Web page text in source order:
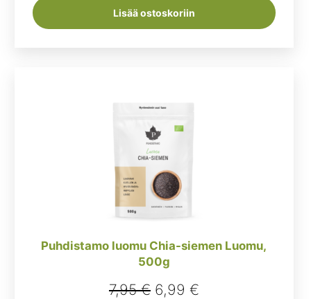
Lisää ostoskoriin
Puhdistamo luomu Chia-siemen Luomu,
500g
7,95€ Alkuperäinen
6,99 €Nykyinen